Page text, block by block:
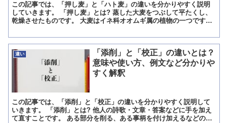
この記事では、「押し麦」と「ハト麦」の違いを分かりやすく説明
していきます。 「押し麦」とは? 蒸した大麦をつぶして平たくし、
乾燥させたものです。 大麦はイネ科オオムギ属の植物の一つです。
違い
「添削」と「校正」の違いとは？
意味や使い方、例文など分かりや
すく解釈
この記事では、「添削」と「校正」の違いを分かりやすく説明して
いきます。 「添削」とは? 他人の詩歌・文章・答案などに手を加え
て直すことです。 ある部分を削る、ある事柄を付け加えるなどの行